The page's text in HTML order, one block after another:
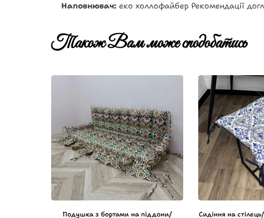
Наповнювач: еко холлофайбер Рекомендації
Також Вам може сподобатись
Подушка з бортами на піддони/ Сидіння на